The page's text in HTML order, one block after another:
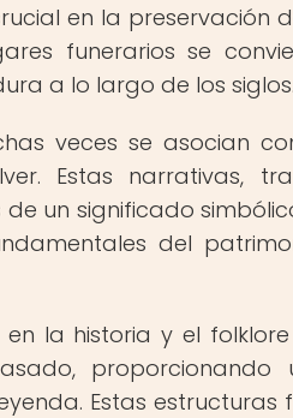
en la preservación
funerarios se
a lo largo de los siglos.
veces se asocian
Estas narrativas,
un significado
del
la historia y el
proporcionando
Estas estructuras